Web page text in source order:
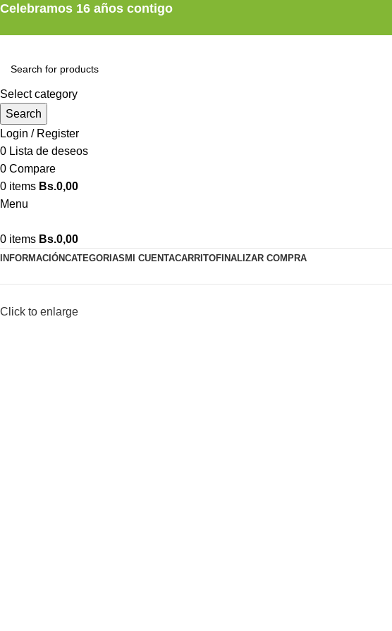
Celebramos 16 años contigo
Select category
Search
Login / Register
0 Lista de deseos
0 Compare
0 items Bs.0,00
Menu
0 items Bs.0,00
INFORMACIÓNCATEGORIAS MI CUENTACARRITOFINALIZAR COMPRA
Click to enlarge